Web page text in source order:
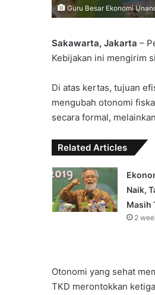
Guru Besar Ekonomi
Sakawarta, Jakarta –
Kebijakan ini mengirim
Di atas kertas, tujuan
mengubah otonomi
secara formal,
Related Articles
Naik,
Masih
2
Otonomi yang sehat
TKD merontokkan